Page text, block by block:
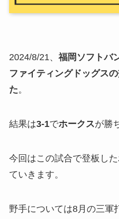
2024/8/21、 福岡ソフトバ
ファイティングドッグス
た。
結果は3-1でホークスが勝
今回はこの試合で登板した
ていきます。
野手については8月の三軍